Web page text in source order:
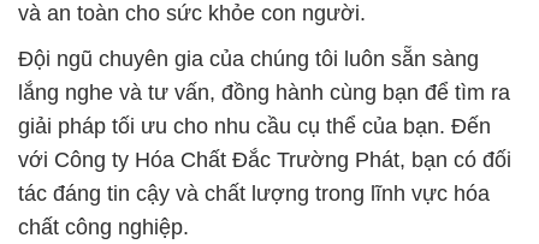
và an toàn cho sức khỏe con người.
Đội ngũ chuyên gia của chúng tôi luôn sẵn sàng
lắng nghe và tư vấn, đồng hành cùng bạn để tìm ra
giải pháp tối ưu cho nhu cầu cụ thể của bạn. Đến
với Công ty Hóa Chất Đắc Trường Phát, bạn có đối
tác đáng tin cậy và chất lượng trong lĩnh vực hóa
chất công nghiệp.